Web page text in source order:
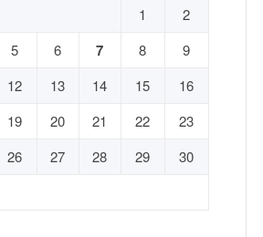
1
2
5 6 7 8
9
12 13 14 15
16
19 20 21 22
23
26 27 28 29
30